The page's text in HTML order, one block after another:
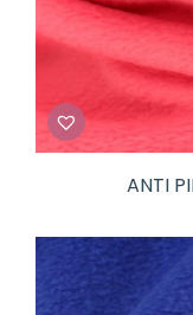
ANTI